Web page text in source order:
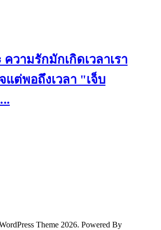
ความรักมักเกิดเวลาเรา
แต่พอถึงเวลา "เจ็บ
Theme 2026. Powered By